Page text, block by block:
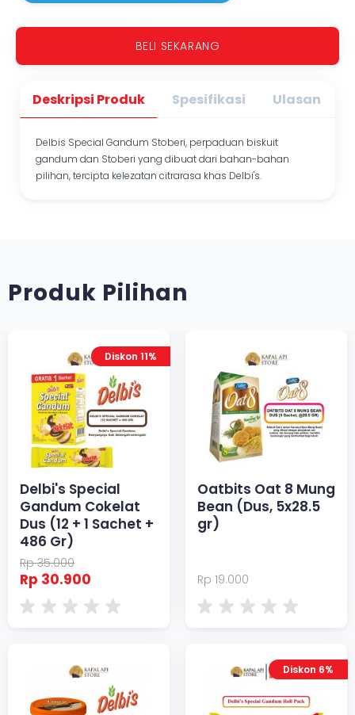
BELI SEKARANG
Deskripsi Produk Spesifikasi Ulasan
Delbis Special Gandum Stoberi, perpaduan biskuit
gandum dan Stoberi yang dibuat dari bahan-bahan
pilihan, tercipta kelezatan citrarasa khas Delbi's.
Produk Pilihan
Diskon 11%
Delbi's Special
Gandum Cokelat
Dus (12 + 1 Sachet +
486 Gr)
Rp 35.000
Rp 30.900
Oatbits Oat 8 Mung
Bean (Dus, 5x28.5
gr)
Rp 19.000
Diskon 6%